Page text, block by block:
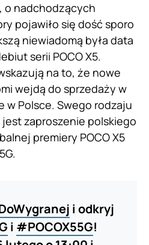
o nadchodzących
pojawiło się dość sporo
niewiadomą była data
serii POCO X5.
na to, że nowe
wejdą do sprzedaży w
w Polsce. Swego rodzaju
zaproszenie polskiego
premiery POCO X5
i odkryj
i #POCOX55G!